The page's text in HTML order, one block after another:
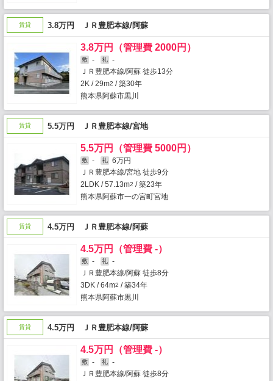
賃貸 3.8万円 ＪＲ豊肥本線/阿蘇
3.8万円（管理費 2000円）
敷 - 礼
-
ＪＲ豊肥本線/阿蘇 徒歩13分
2K / 29m2 / 築30年
熊本県阿蘇市黒川
賃貸 5.5万円 ＪＲ豊肥本線/宮地
5.5万円（管理費 5000円）
敷 - 礼
6万円
ＪＲ豊肥本線/宮地 徒歩9分
2LDK / 57.13m2 / 築23年
熊本県阿蘇市一の宮町宮地
賃貸 4.5万円 ＪＲ豊肥本線/阿蘇
4.5万円（管理費 -）
敷 - 礼
-
ＪＲ豊肥本線/阿蘇 徒歩8分
3DK / 64m2 / 築34年
熊本県阿蘇市黒川
賃貸 4.5万円 ＪＲ豊肥本線/阿蘇
4.5万円（管理費 -）
敷 - 礼
-
ＪＲ豊肥本線/阿蘇 徒歩8分